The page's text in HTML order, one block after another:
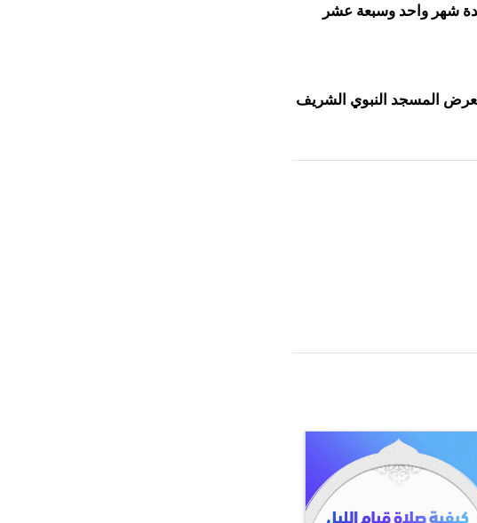
شهر واحد وسبعة عشر
عشر من شهر رمضان عام 886هـ الموافق 5 نوفمبر 1481م تعرض المسجد النبوي الشريف